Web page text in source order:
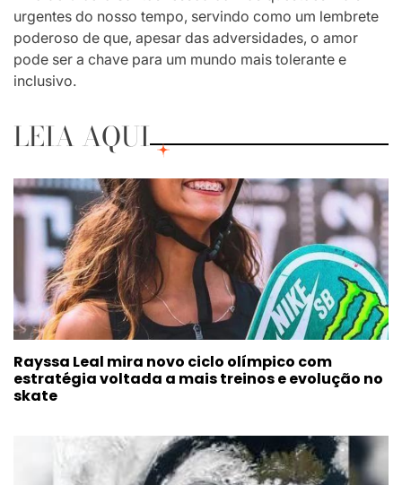
urgentes do nosso tempo, servindo como um lembrete
poderoso de que, apesar das adversidades, o amor
pode ser a chave para um mundo mais tolerante e
inclusivo.
LEIA AQUI
Rayssa Leal mira novo ciclo olímpico com
estratégia voltada a mais treinos e evolução no
skate